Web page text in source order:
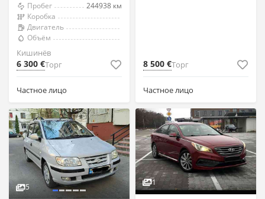
Пробег
244938 км
Коробка
Двигатель
Объём
Кишинёв
6 300 €Торг
Частное лицо
8 500 €Торг
Частное лицо
5
1